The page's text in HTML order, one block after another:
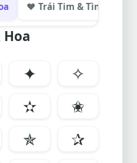
❤ Trái Tim & Tình Yêu
✦
✧
✫
✬
✯
✰